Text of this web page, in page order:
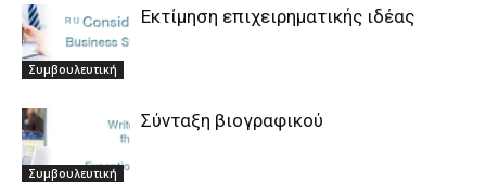
Συμβουλευτική
Εκτίμηση επιχειρηματικής ιδέας
Συμβουλευτική
Σύνταξη βιογραφικού